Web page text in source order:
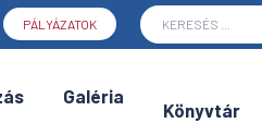
PÁLYÁZATOK
Galéria
Könyvtár